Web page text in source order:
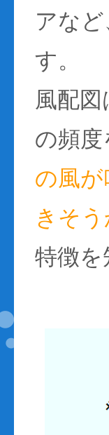
アな
す。
風配
の頻
の風
きそ
特徴